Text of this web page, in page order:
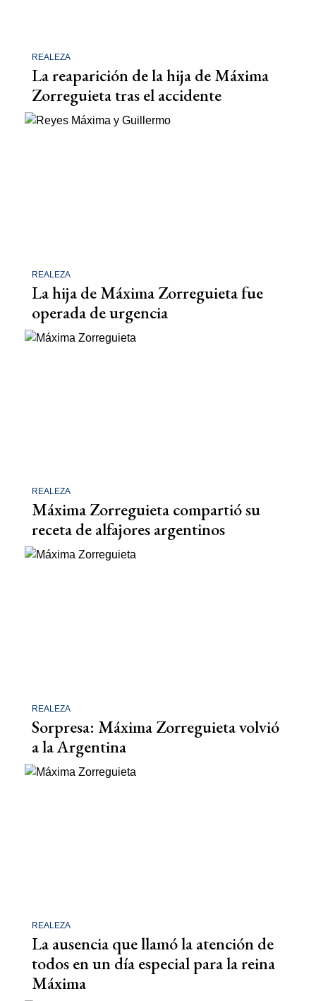
REALEZA
La reaparición de la hija de Máxima
Zorreguieta tras el accidente
REALEZA
La hija de Máxima Zorreguieta fue
operada de urgencia
REALEZA
Máxima Zorreguieta compartió su
receta de alfajores argentinos
REALEZA
Sorpresa: Máxima Zorreguieta volvió
a la Argentina
REALEZA
La ausencia que llamó la atención de
todos en un día especial para la reina
Máxima